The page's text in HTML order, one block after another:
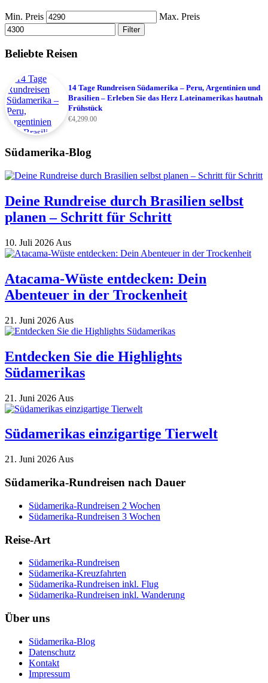
Min. Preis Max. Preis
Filter
Beliebte Reisen
14 Tage Rundreisen Südamerika – Peru, Argentinien und
Brasilien – Erleben Sie das Herz Lateinamerikas hautnah
Frühstück
€4,299.00
Südamerika-Blog
Deine Rundreise durch Brasilien selbst
planen – Schritt für Schritt
10. Juli 2026 Aus
Atacama-Wüste entdecken: Dein
Abenteuer in der Trockenheit
21. Juni 2026 Aus
Entdecken Sie die Highlights
Südamerikas
21. Juni 2026 Aus
Südamerikas einzigartige Tierwelt
21. Juni 2026 Aus
Südamerika-Rundreisen nach Dauer
Südamerika-Rundreisen 2 Wochen
Südamerika-Rundreisen 3 Wochen
Reise-Art
Südamerika-Rundreisen
Südamerika-Kreuzfahrten
Südamerika-Rundreisen inkl. Flug
Südamerika-Rundreisen inkl. Wanderung
Über uns
Südamerika-Blog
Datenschutz
Kontakt
Impressum